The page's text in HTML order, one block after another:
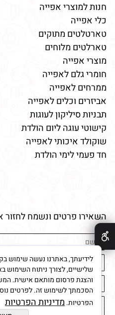
חנות למוצרי אפייה
כלי אפייה
טארטלטים מתוקים
טארלטים מלוחים
מוצרי אפייה
חומרי גלם לאפייה
ממרחים לאפייה
אביזרים וכלים לאפייה
תבניות סיליקון לעוגות
קישוטי עוגה ליום הולדת
שוקולד איכותי לאפייה
חד פעמי לימי הולדת
השאירו פרטים ונשמח לחזור
✕
שלישיים, לצורך ניתוח השימוש
והצגת פרסום מותאם אישית.
הסכמתך לשימוש זה. לפרטים
הפרטיות.מדיניות הפרטיות